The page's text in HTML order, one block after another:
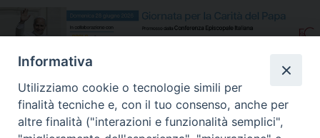
Informativa
Utilizziamo cookie o tecnologie simili per
finalità tecniche e, con il tuo consenso, anche per
altre finalità ("interazioni e funzionalità semplici",